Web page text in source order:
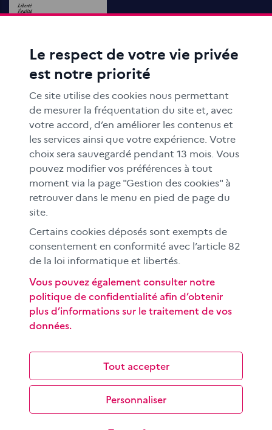
ACTIONS ÉDUCATIVES
FORMATION
RESSOURCES
MÉDIAS SCOLAIRES
FAMILLES
Le CLEMI
En académies
À l'international
CLEMI sup
Espace presse
Si vous souhaitez vous abonner gratuitement à la lettre
d'information mensuelle du CLEMI, cliquezici →
Le respect de votre vie privée
est notre priorité
Ce site utilise des cookies nous permettant
de mesurer la fréquentation du site et, avec
votre accord, d’en améliorer les contenus et
les services ainsi que votre expérience. Votre
choix sera sauvegardé pendant 13 mois. Vous
pouvez modifier vos préférences à tout
moment via la page "Gestion des cookies" à
retrouver dans le menu en pied de page du
site.
Certains cookies déposés sont exempts de
consentement en conformité avec l’article 82
de la loi informatique et libertés.
Tout accepter
Personnaliser
Vous pouvez également consulter notre
politique de confidentialité afin d’obtenir
plus d’informations sur le traitement de vos
données.